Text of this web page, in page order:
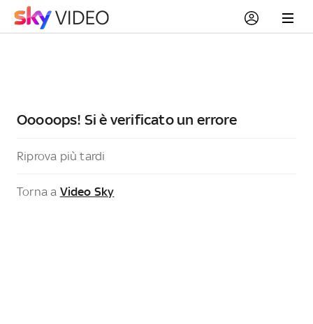
Ooooops! Si è verificato un errore
Riprova più tardi
Torna a Video Sky